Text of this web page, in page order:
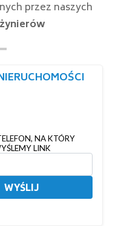
przez naszych
NA KTÓRY
LINK
WYŚLIJ